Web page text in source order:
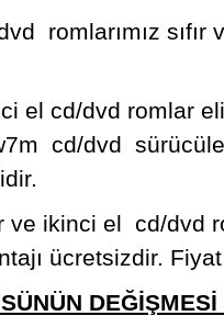
romlarımız sıfır
el cd/dvd romlar
cd/dvd
ve ikinci el cd/dvd
ücretsizdir.